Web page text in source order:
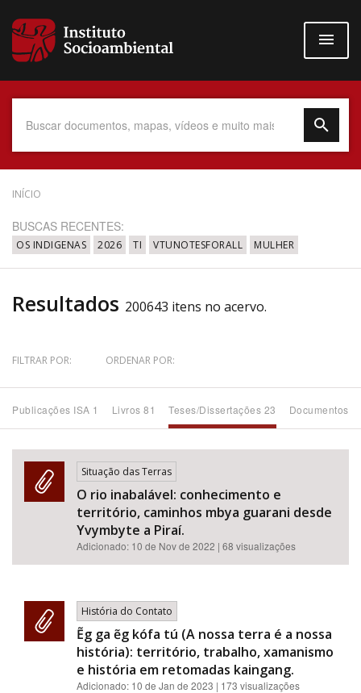
para
conteúdo
Data do Documento
Até
Povo Indígena
Subtema
Área de Levantamento
Área Protegida
BUSCAR
INÍCIO
BUSCAS RECENTES:
OS INDIGENAS 2026 TI VTUNOTESFORALL MULHER
Resultados 200643 itens no acervo.
FILTRAR POR: ORDENAR POR:
Publicações ISA 1 Livros 81 Teses/Dissertações 23 Documentos
Situação das Terras
O rio inabalável: conhecimento e
território, caminhos mbya guarani desde
Yvymbyte a Piraí.
Adicionado: 10 de Nov de 2022 | 68 visualizações
História do Contato
Ẽg ga ẽg kófa tú (A nossa terra é a nossa
história): território, trabalho, xamanismo
e história em retomadas kaingang.
Adicionado: 10 de Jan de 2023 | 173 visualizações